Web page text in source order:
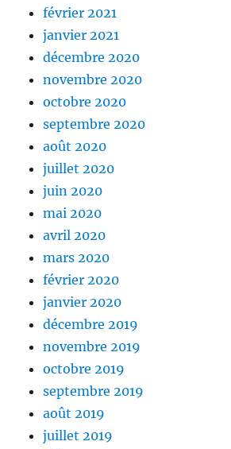
février 2021
janvier 2021
décembre 2020
novembre 2020
octobre 2020
septembre 2020
août 2020
juillet 2020
juin 2020
mai 2020
avril 2020
mars 2020
février 2020
janvier 2020
décembre 2019
novembre 2019
octobre 2019
septembre 2019
août 2019
juillet 2019